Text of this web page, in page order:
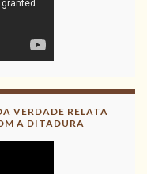
VERDADE RELATA
A DITADURA